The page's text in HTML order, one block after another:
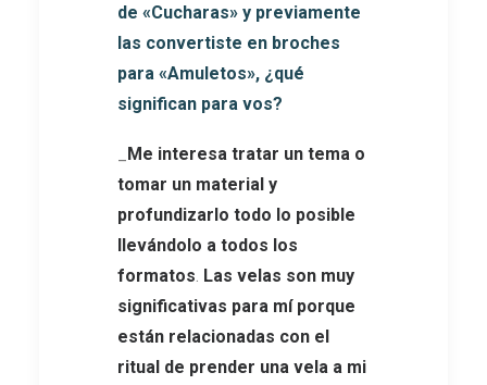
de «Cucharas» y previamente
las convertiste en broches
para «Amuletos», ¿qué
significan para vos?
Me interesa tratar un tema o
tomar un material y
profundizarlo todo lo posible
llevándolo a todos los
formatos Las velas son muy
significativas para mí porque
están relacionadas con el
ritual de prender una vela a mi